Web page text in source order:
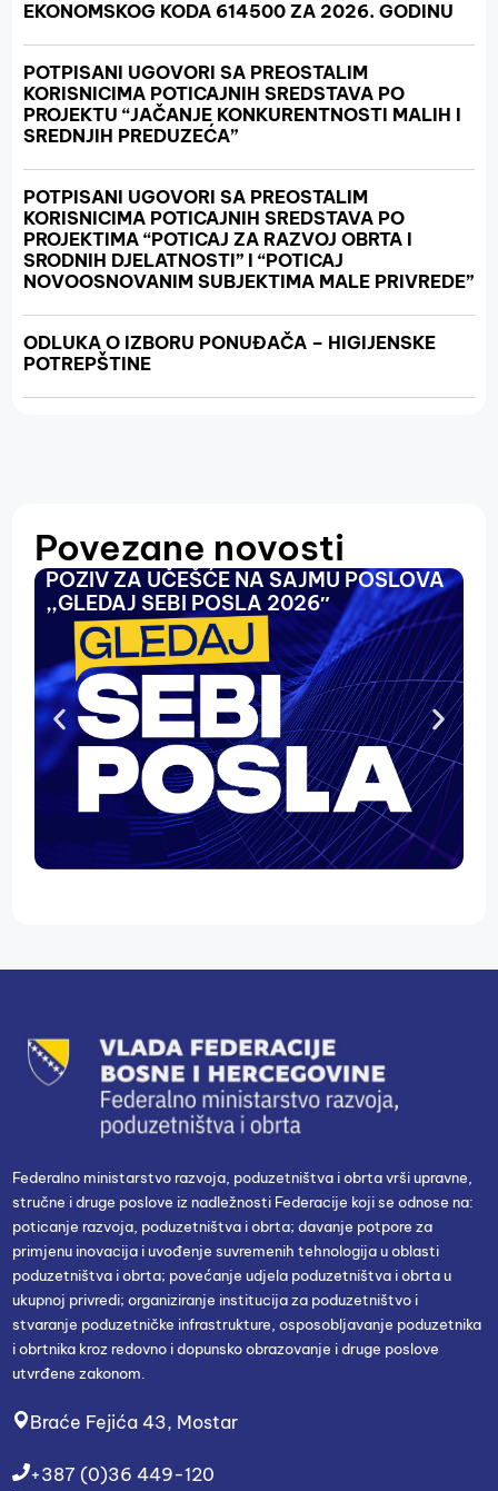
EKONOMSKOG KODA 614500 ZA 2026. GODINU
POTPISANI UGOVORI SA PREOSTALIM
KORISNICIMA POTICAJNIH SREDSTAVA PO
PROJEKTU “JAČANJE KONKURENTNOSTI MALIH I
SREDNJIH PREDUZEĆA”
POTPISANI UGOVORI SA PREOSTALIM
KORISNICIMA POTICAJNIH SREDSTAVA PO
PROJEKTIMA “POTICAJ ZA RAZVOJ OBRTA I
SRODNIH DJELATNOSTI” I “POTICAJ
NOVOOSNOVANIM SUBJEKTIMA MALE PRIVREDE”
ODLUKA O IZBORU PONUĐAČA – HIGIJENSKE
POTREPŠTINE
Povezane novosti
POZIV ZA UČEŠĆE NA SAJMU POSLOVA
,,GLEDAJ SEBI POSLA 2026″
Federalno ministarstvo razvoja, poduzetništva i obrta vrši upravne,
stručne i druge poslove iz nadležnosti Federacije koji se odnose na:
poticanje razvoja, poduzetništva i obrta; davanje potpore za
primjenu inovacija i uvođenje suvremenih tehnologija u oblasti
poduzetništva i obrta; povećanje udjela poduzetništva i obrta u
ukupnoj privredi; organiziranje institucija za poduzetništvo i
stvaranje poduzetničke infrastrukture, osposobljavanje poduzetnika
i obrtnika kroz redovno i dopunsko obrazovanje i druge poslove
utvrđene zakonom.
Braće Fejića 43, Mostar
+387 (0)36 449-120